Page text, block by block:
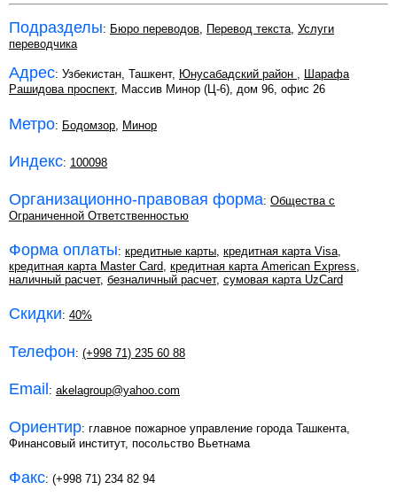
Подразделы: Бюро переводов, Перевод текста, Услуги
переводчика
Адрес: Узбекистан, Ташкент, Юнусабадский район , Шарафа
Рашидова проспект, Массив Минор (Ц-6), дом 96, офис 26
Метро: Бодомзор Минор
Индекс: 100098
Организационно-правовая форма: Общества с
Ограниченной Ответственностью
Форма оплаты: кредитные карты, кредитная карта Visa,
кредитная карта Master Card, кредитная карта American Express,
наличный расчет, безналичный расчет, сумовая карта UzCard
Скидки: 40%
Телефон: (+998 71) 235 60 88
Email : akelagroup@yahoo.com
Ориентир: главное пожарное управление города Ташкента,
Финансовый институт, посольство Вьетнама
Факс: (+998 71) 234 82 94